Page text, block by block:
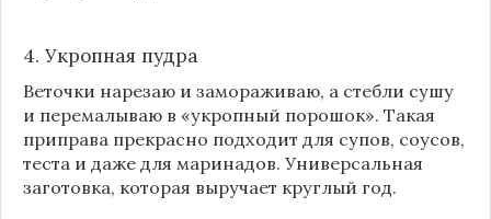
4. Укропная пудра
Веточки нарезаю и замораживаю, а стебли сушу
и перемалываю в «укропный порошок». Такая
приправа прекрасно подходит для супов, соусов,
теста и даже для маринадов. Универсальная
заготовка, которая выручает круглый год.